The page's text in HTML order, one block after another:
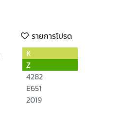
รายการโปรด
K
Z
4282
E651
2019